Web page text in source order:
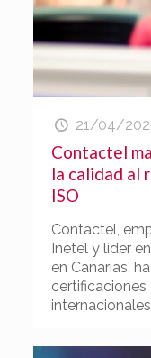
21/04/
Contactel
la calidad al
ISO
Contactel,
Inetel y líder
en Canarias,
certificaciones